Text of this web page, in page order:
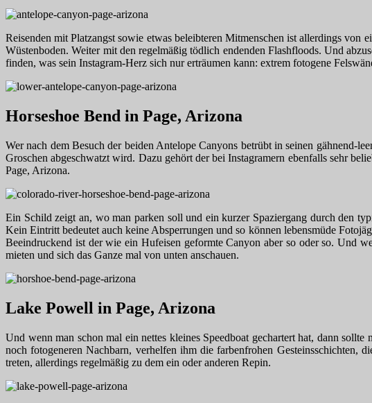
Reisenden mit Platzangst sowie etwas beleibteren Mitmenschen ist allerdings
Wüstenboden. Weiter mit den regelmäßig tödlich endenden Flashfloods. Und
finden, was sein Instagram-Herz sich nur erträumen kann: extrem fotogene
Horseshoe Bend in Page, Arizona
Wer nach dem Besuch der beiden Antelope Canyons betrübt in seinen gähnend-
Groschen abgeschwatzt wird. Dazu gehört der bei Instagramern ebenfalls sehr
Page, Arizona.
Ein Schild zeigt an, wo man parken soll und ein kurzer Spaziergang durch den
Kein Eintritt bedeutet auch keine Absperrungen und so können lebensmüde
Beeindruckend ist der wie ein Hufeisen geformte Canyon aber so oder so. Und
mieten und sich das Ganze mal von unten anschauen.
Lake Powell in Page, Arizona
Und wenn man schon mal ein nettes kleines Speedboat gechartert hat, dann
noch fotogeneren Nachbarn, verhelfen ihm die farbenfrohen Gesteinsschichten,
treten, allerdings regelmäßig zu dem ein oder anderen Repin.